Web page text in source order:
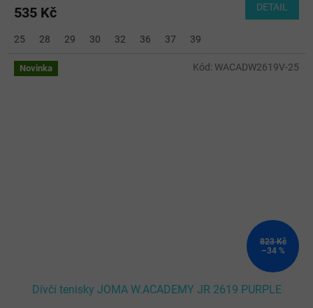
535 Kč DETAIL
25 28 29 30 32 36 37 39
Novinka
823 Kč
–34 %
Dívčí tenisky JOMA W.ACADEMY JR 2619 PURPLE
Kód: WACADW2619V-25